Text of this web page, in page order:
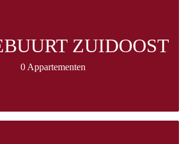
ZUIDOOST
0 Appartementen